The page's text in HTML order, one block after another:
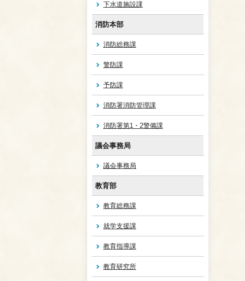
下水道施設課
消防本部
消防総務課
警防課
予防課
消防署消防管理課
消防署第1・2警備課
議会事務局
議会事務局
教育部
教育総務課
就学支援課
教育指導課
教育研究所